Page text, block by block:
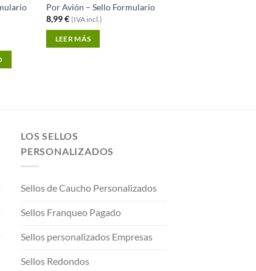
Por Avión – Sello Formulario
8,99€ (IVA incl.)
LEER MÁS
LOS SELLOS
PERSONALIZADOS
Sellos de Caucho Personalizados
Sellos Franqueo Pagado
Sellos personalizados Empresas
Sellos Redondos